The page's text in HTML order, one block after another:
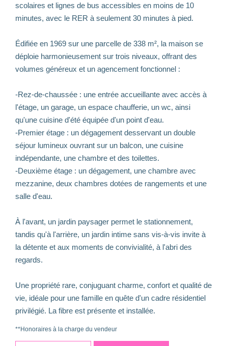
scolaires et lignes de bus accessibles en moins de 10
minutes, avec le RER à seulement 30 minutes à pied.
Édifiée en 1969 sur une parcelle de 338 m², la maison se
déploie harmonieusement sur trois niveaux, offrant des
volumes généreux et un agencement fonctionnel :
-Rez-de-chaussée : une entrée accueillante avec accès à
l'étage, un garage, un espace chaufferie, un wc, ainsi
qu'une cuisine d'été équipée d'un point d'eau.
-Premier étage : un dégagement desservant un double
séjour lumineux ouvrant sur un balcon, une cuisine
indépendante, une chambre et des toilettes.
-Deuxième étage : un dégagement, une chambre avec
mezzanine, deux chambres dotées de rangements et une
salle d'eau.
À l'avant, un jardin paysager permet le stationnement,
tandis qu'à l'arrière, un jardin intime sans vis-à-vis invite à
la détente et aux moments de convivialité, à l'abri des
regards.
Une propriété rare, conjuguant charme, confort et qualité de
vie, idéale pour une famille en quête d'un cadre résidentiel
privilégié. La fibre est présente et installée.
**Honoraires à la charge du vendeur